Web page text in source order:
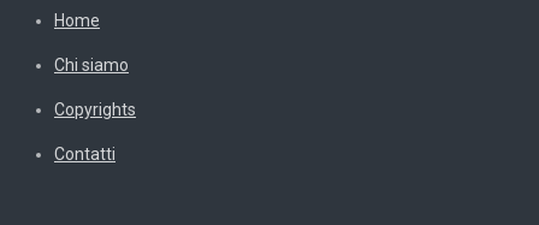
Home
Chi siamo
Copyrights
Contatti